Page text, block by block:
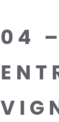
04 –